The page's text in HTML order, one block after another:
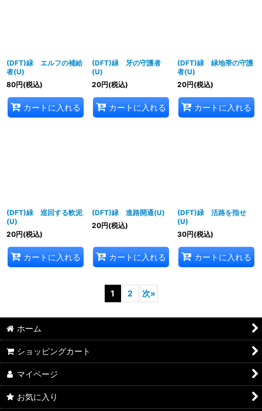
(DFT)緑 エルフの補給
者(U)
80円(税込)
カートに入れる
(DFT)緑 牙の守護者
(U)
20円(税込)
カートに入れる
(DFT)緑 緑地帯の守護
者(U)
20円(税込)
カートに入れる
(DFT)緑 巡回する軟泥
(U)
20円(税込)
カートに入れる
(DFT)緑 進路開通(U)
20円(税込)
カートに入れる
(DFT)緑 活路を指せ
(U)
30円(税込)
カートに入れる
1 2 次»
ホーム
ショッピングカート
マイページ
お気に入り